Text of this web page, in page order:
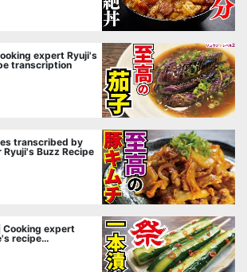
expert Ryuji's
transcription
transcribed by
Buzz Recipe
Cooking expert
recipe